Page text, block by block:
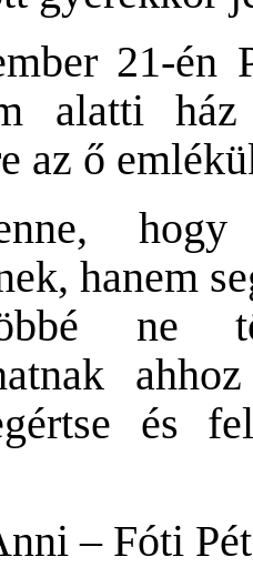
21-én
alatti ház
az ő
hanem
ne
és
– Fóti